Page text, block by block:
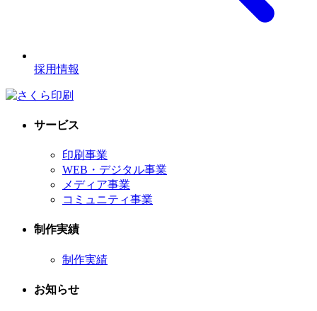
採用情報
サービス
印刷事業
WEB・デジタル事業
メディア事業
コミュニティ事業
制作実績
制作実績
お知らせ